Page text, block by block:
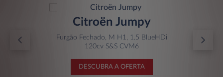
Citroën Jumpy
Furgão Fechado, M H1, 1.5 BlueHDi
120cv S&S CVM6
DESCUBRA A OFERTA